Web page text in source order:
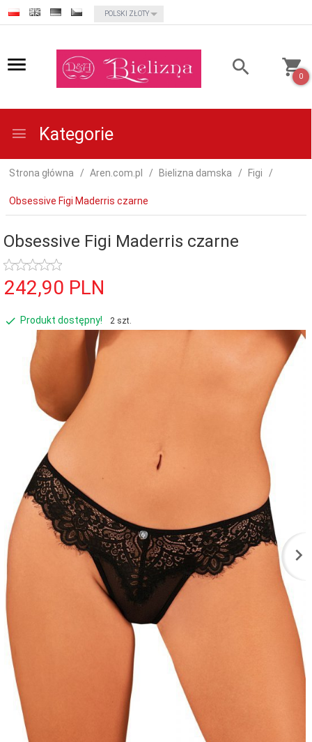
currency_h
POLSKI ZŁOTY
0
Kategorie
Strona główna Aren.com.pl Bielizna damska Figi
Obsessive Figi Maderris czarne
Obsessive Figi Maderris czarne
242,90 PLN
Produkt dostępny! 2 szt.